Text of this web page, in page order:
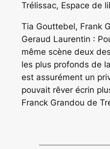
Trélissac, Espace de
Tia Gouttebel, Frank
Geraud Laurentin :
même scène deux
les plus profonds de
est assurément un
pouvait rêver écrin
Franck Grandou de